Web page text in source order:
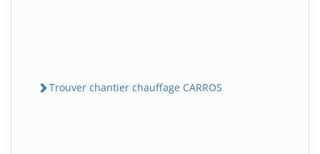
Trouver chantier chauffage CARROS